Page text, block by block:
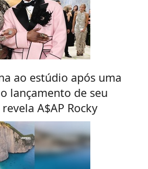
ao estúdio após uma
lançamento de seu
A$AP Rocky